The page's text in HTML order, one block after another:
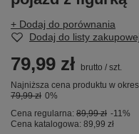
+ Dodaj do porównania
Dodaj do listy zakupowej
79,99 zł brutto / szt.
Najniższa cena produktu w
79,99 zł 0%
Cena regularna: 89,99 zł -11%
Cena katalogowa: 89,99 zł